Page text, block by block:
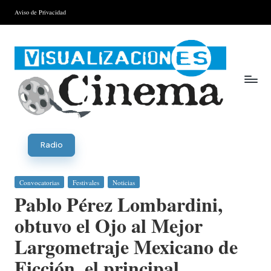
Saltar
contenido
Aviso de Privacidad
V
u
al
iz
a
ci
Radio
Publicada
Convocatorias Festivales Noticias
Pablo Pérez Lombardini,
obtuvo el Ojo al Mejor
Largometraje Mexicano de